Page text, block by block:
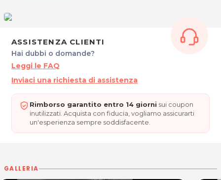
HAIRLAND
Via A. Bergamas, 10
GRadisca d'Isonzo (GO)
P.IVA 01162250318
Per ulteriori informazioni sull'offerta o sulle
modalità di acquisto scrivi aposta@espevia.it
ASSISTENZA CLIENTI
Hai dubbi o domande?
Leggi le FAQ
Inviaci una richiesta di assistenza
Rimborso garantito entro 14 giorni sui coupon
inutilizzati. Acquista con fiducia, vogliamo assicurarti
un'esperienza sempre soddisfacente.
GALLERIA